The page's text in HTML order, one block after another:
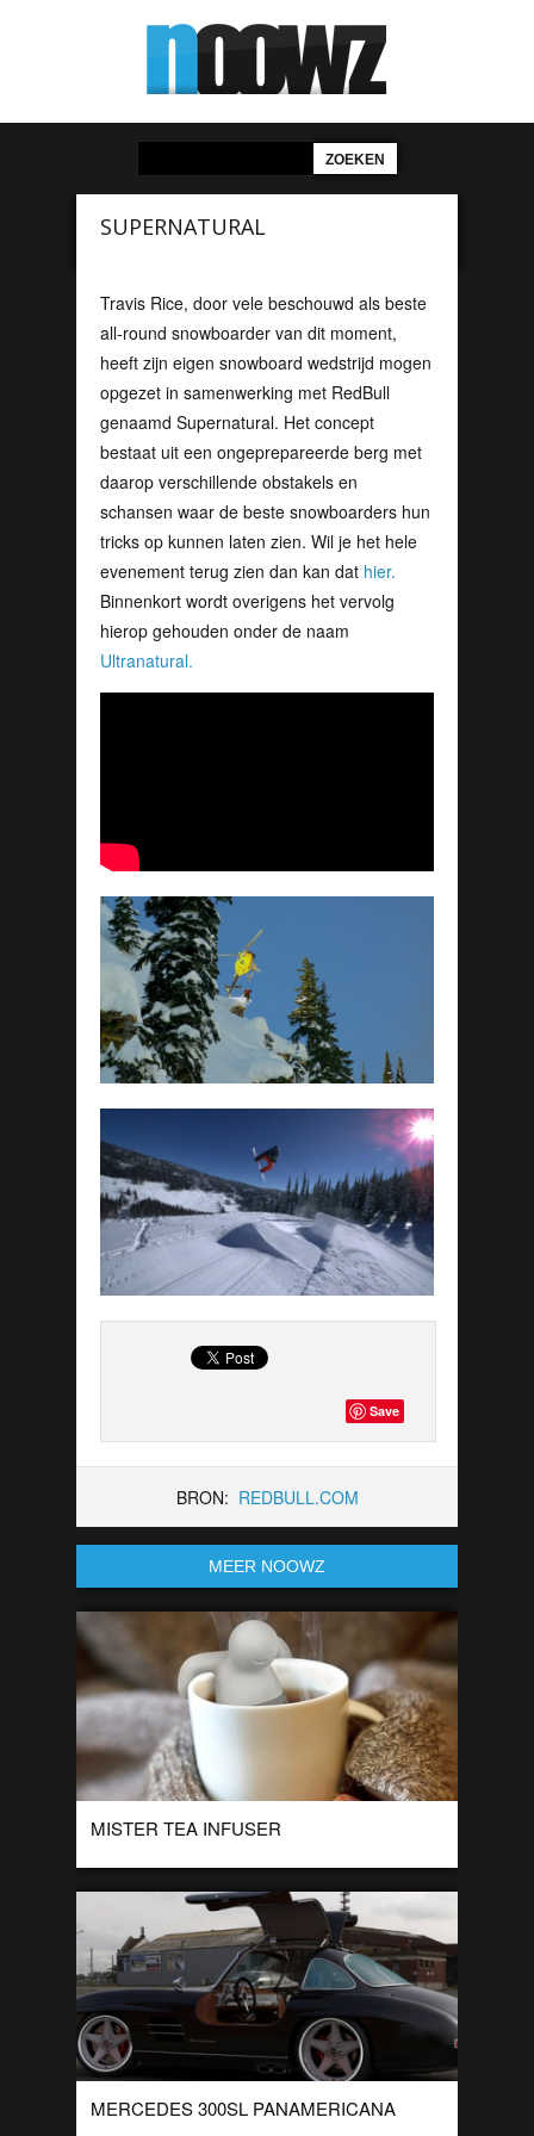
SUPERNATURAL
Travis Rice, door vele beschouwd als beste
all-round snowboarder van dit moment,
heeft zijn eigen snowboard wedstrijd mogen
opgezet in samenwerking met RedBull
genaamd Supernatural. Het concept
bestaat uit een ongeprepareerde berg met
daarop verschillende obstakels en
schansen waar de beste snowboarders hun
tricks op kunnen laten zien. Wil je het hele
evenement terug zien dan kan dat hier.
Binnenkort wordt overigens het vervolg
hierop gehouden onder de naam
Ultranatural.
Save
BRON: REDBULL.COM
MEER NOOWZ
MISTER TEA INFUSER
‘Mister Tea infuser’ is een product van Fred & Friends. Het
werkt alsvolgt, je stopt de thee in de broek van Mr. Tea […]
MERCEDES 300SL PANAMERICANA